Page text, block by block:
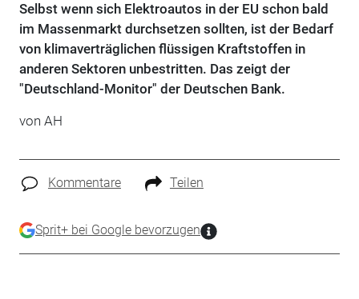
Selbst wenn sich Elektroautos in der EU schon bald
im Massenmarkt durchsetzen sollten, ist der Bedarf
von klimaverträglichen flüssigen Kraftstoffen in
anderen Sektoren unbestritten. Das zeigt der
"Deutschland-Monitor" der Deutschen Bank.
von AH
Kommentare Teilen
Sprit+ bei Google bevorzugen